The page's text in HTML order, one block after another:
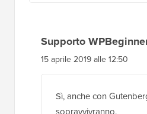
Supporto
15 aprile 2019 alle 12:50
Sì, anche con